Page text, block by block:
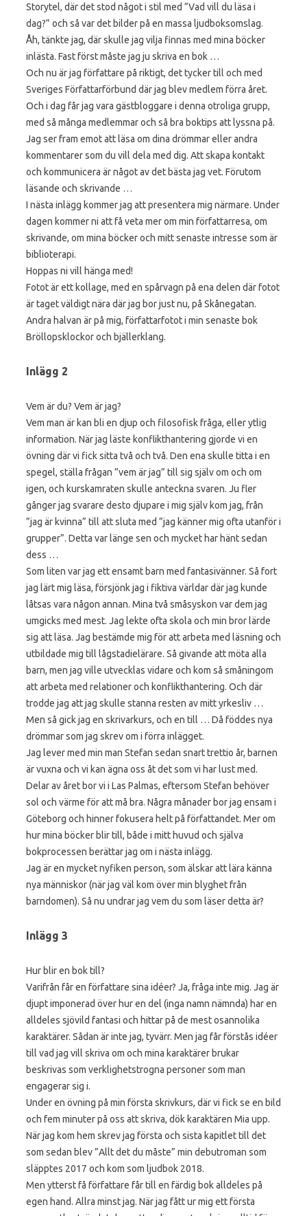
Storytel, där det stod något i stil med ”Vad vill du läsa i
dag?” och så var det bilder på en massa ljudboksomslag.
Åh, tänkte jag, där skulle jag vilja finnas med mina böcker
inlästa. Fast först måste jag ju skriva en bok …
Och nu är jag författare på riktigt, det tycker till och med
Sveriges Författarförbund där jag blev medlem förra året.
Och i dag får jag vara gästbloggare i denna otroliga grupp,
med så många medlemmar och så bra boktips att lyssna på.
Jag ser fram emot att läsa om dina drömmar eller andra
kommentarer som du vill dela med dig. Att skapa kontakt
och kommunicera är något av det bästa jag vet. Förutom
läsande och skrivande …
I nästa inlägg kommer jag att presentera mig närmare. Under
dagen kommer ni att få veta mer om min författarresa, om
skrivande, om mina böcker och mitt senaste intresse som är
biblioterapi.
Hoppas ni vill hänga med!
Fotot är ett kollage, med en spårvagn på ena delen där fotot
är taget väldigt nära där jag bor just nu, på Skånegatan.
Andra halvan är på mig, författarfotot i min senaste bok
Bröllopsklockor och bjällerklang.
Inlägg 2
Vem är du? Vem är jag?
Vem man är kan bli en djup och filosofisk fråga, eller ytlig
information. När jag läste konflikthantering gjorde vi en
övning där vi fick sitta två och två. Den ena skulle titta i en
spegel, ställa frågan ”vem är jag” till sig själv om och om
igen, och kurskamraten skulle anteckna svaren. Ju fler
gånger jag svarare desto djupare i mig själv kom jag, från
”jag är kvinna” till att sluta med ”jag känner mig ofta utanför i
grupper”. Detta var länge sen och mycket har hänt sedan
dess …
Som liten var jag ett ensamt barn med fantasivänner. Så fort
jag lärt mig läsa, försjönk jag i fiktiva världar där jag kunde
låtsas vara någon annan. Mina två småsyskon var dem jag
umgicks med mest. Jag lekte ofta skola och min bror lärde
sig att läsa. Jag bestämde mig för att arbeta med läsning och
utbildade mig till lågstadielärare. Så givande att möta alla
barn, men jag ville utvecklas vidare och kom så småningom
att arbeta med relationer och konflikthantering. Och där
trodde jag att jag skulle stanna resten av mitt yrkesliv …
Men så gick jag en skrivarkurs, och en till … Då föddes nya
drömmar som jag skrev om i förra inlägget.
Jag lever med min man Stefan sedan snart trettio år, barnen
är vuxna och vi kan ägna oss åt det som vi har lust med.
Delar av året bor vi i Las Palmas, eftersom Stefan behöver
sol och värme för att må bra. Några månader bor jag ensam i
Göteborg och hinner fokusera helt på författandet. Mer om
hur mina böcker blir till, både i mitt huvud och själva
bokprocessen berättar jag om i nästa inlägg.
Jag är en mycket nyfiken person, som älskar att lära känna
nya människor (när jag väl kom över min blyghet från
barndomen). Så nu undrar jag vem du som läser detta är?
Inlägg 3
Hur blir en bok till?
Varifrån får en författare sina idéer? Ja, fråga inte mig. Jag är
djupt imponerad över hur en del (inga namn nämnda) har en
alldeles sjövild fantasi och hittar på de mest osannolika
karaktärer. Sådan är inte jag, tyvärr. Men jag får förstås idéer
till vad jag vill skriva om och mina karaktärer brukar
beskrivas som verklighetstrogna personer som man
engagerar sig i.
Under en övning på min första skrivkurs, där vi fick se en bild
och fem minuter på oss att skriva, dök karaktären Mia upp.
När jag kom hem skrev jag första och sista kapitlet till det
som sedan blev ”Allt det du måste” min debutroman som
släpptes 2017 och kom som ljudbok 2018.
Men ytterst få författare får till en färdig bok alldeles på
egen hand. Allra minst jag. När jag fått ur mig ett första